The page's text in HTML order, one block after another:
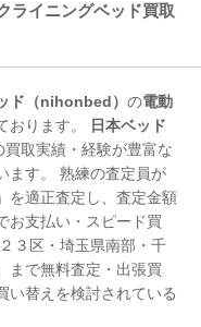
ライニングベッド買取
ド（nihonbed） の電動
おります。
日本ベッド
取実績・経験が豊富な
ます。 熟練の査定員が
を適正査定し、査定金額
お支払い・スピード買
３区・埼玉県南部・千
まで無料査定・出張買
い替えを検討されている